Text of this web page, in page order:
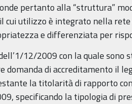
pertanto alla “struttura”
cui utilizzo è integrato nella
e differenziata per
12/2009 con la quale
domanda di accreditamento il
la titolarità di rapporto
specificando la tipologia di